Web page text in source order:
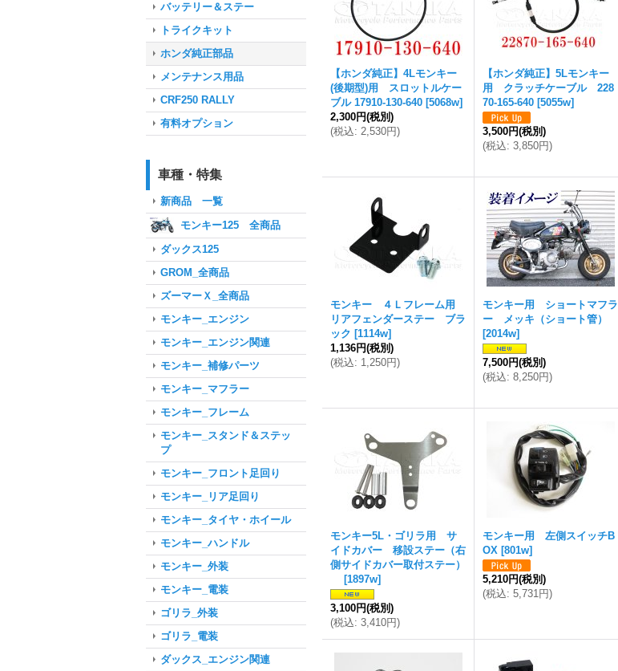
バッテリー＆ステー
トライクキット
ホンダ純正部品
メンテナンス用品
CRF250 RALLY
有料オプション
車種・特集
新商品 一覧
モンキー125 全商品
ダックス125
GROM_全商品
ズーマーＸ_全商品
モンキー_エンジン
モンキー_エンジン関連
モンキー_補修パーツ
モンキー_マフラー
モンキー_フレーム
モンキー_スタンド＆ステッ
プ
モンキー_フロント足回り
モンキー_リア足回り
モンキー_タイヤ・ホイール
モンキー_ハンドル
モンキー_外装
モンキー_電装
ゴリラ_外装
ゴリラ_電装
ダックス_エンジン関連
【ホンダ純正】4Lモンキー
(後期型)用 スロットルケー
ブル 17910-130-640 [5068w]
2,300円(税別)
(税込: 2,530円)
【ホンダ純正】5Lモンキー
用 クラッチケーブル 228
70-165-640 [5055w]
3,500円(税別)
(税込: 3,850円)
モンキー ４Ｌフレーム用
リアフェンダーステー ブラ
ック [1114w]
1,136円(税別)
(税込: 1,250円)
モンキー用 ショートマフラ
ー メッキ（ショート管）
[2014w]
7,500円(税別)
(税込: 8,250円)
モンキー5L・ゴリラ用 サ
イドカバー 移設ステー（右
側サイドカバー取付ステー）
[1897w]
3,100円(税別)
(税込: 3,410円)
モンキー用 左側スイッチB
OX [801w]
5,210円(税別)
(税込: 5,731円)